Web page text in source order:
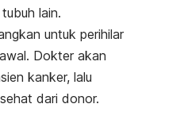
lain.
untuk perihilar
Dokter akan
kanker, lalu
dari donor.